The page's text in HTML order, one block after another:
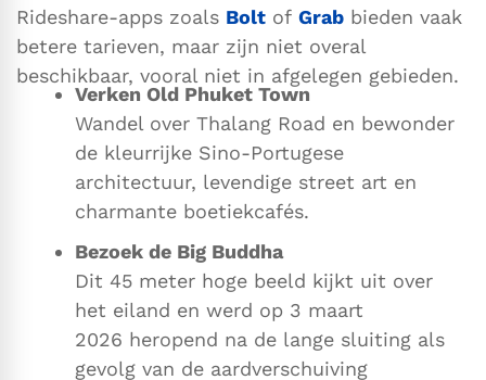
Rideshare-apps zoals Bolt of Grab bieden vaak
betere tarieven, maar zijn niet overal
beschikbaar, vooral niet in afgelegen gebieden.
Verken Old Phuket Town
Wandel over Thalang Road en bewonder
de kleurrijke Sino-Portugese
architectuur, levendige street art en
charmante boetiekcafés.
Bezoek de Big Buddha
Dit 45 meter hoge beeld kijkt uit over
het eiland en werd op 3 maart
2026 heropend na de lange sluiting als
gevolg van de aardverschuiving